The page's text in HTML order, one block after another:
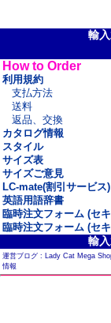
輸
How to Order
利用規約
支払方法
送料
返品、交換
カタログ情報
スタイル
サイズ表
サイズご意見
LC-mate(割引サービス)
英語用語辞書
臨時注文フォーム (セ
臨時注文フォーム (セ
輸
運営ブログ : Lady Cat Mega
情報